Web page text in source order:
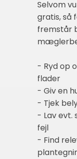
Selvom
gratis, så
fremstår
- Ryd op
flader
- Giv en
- Tjek
- Lav evt.
fejl
- Find